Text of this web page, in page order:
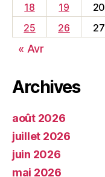
18
19 20
25
26 27
« Avr
Archives
août 2026
juillet 2026
juin 2026
mai 2026